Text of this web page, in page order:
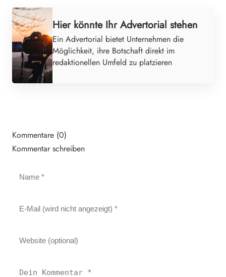
Hier könnte Ihr Advertorial stehen
Ein Advertorial bietet Unternehmen die
Möglichkeit, ihre Botschaft direkt im
redaktionellen Umfeld zu platzieren
Kommentare (0)
Kommentar schreiben